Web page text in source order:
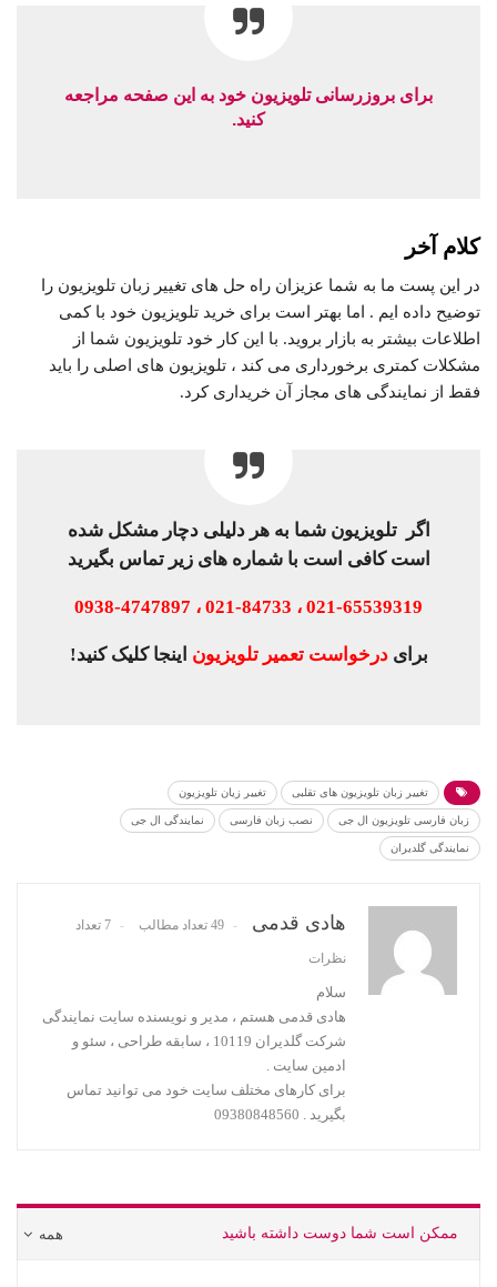
برای بروزرسانی تلویزیون خود به این صفحه مراجعه
کنید.
کلام آخر
در این پست ما به شما عزیزان راه حل های تغییر زبان تلویزیون را
توضیح داده ایم . اما بهتر است برای خرید تلویزیون خود با کمی
اطلاعات بیشتر به بازار بروید. با این کار خود تلویزیون شما از
مشکلات کمتری برخورداری می کند ، تلویزیون های اصلی را باید
فقط از نمایندگی های مجاز آن خریداری کرد.
اگر تلویزیون شما به هر دلیلی دچار مشکل شده
است کافی است با شماره های زیر تماس بگیرید
021-65539319 ، 021-84733 ، 0938-4747897
برایدرخواست تعمیر تلویزیون اینجا کلیک کنید!
تغییر زبان تلویزیون های تقلبی تغییر زیان تلویزیون
زبان فارسی تلویزیون ال جی نصب زبان فارسی نمایندگی ال جی
نمایندگی گلدیران
هادی قدمی 49 تعداد مطالب 7 تعداد
نظرات
سلام
هادی قدمی هستم ، مدیر و نویسنده سایت نمایندگی
شرکت گلدیران 10119 ، سابقه طراحی ، سئو و
ادمین سایت .
برای کارهای مختلف سایت خود می توانید تماس
بگیرید . 09380848560
همه ممکن است شما دوست داشته باشید